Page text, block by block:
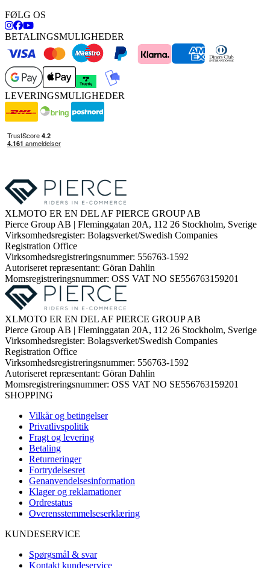
FØLG OS
BETALINGSMULIGHEDER
LEVERINGSMULIGHEDER
XLMOTO ER EN DEL AF PIERCE GROUP AB
Pierce Group AB | Fleminggatan 20A, 112 26 Stockholm, Sverige
Virksomhedsregister: Bolagsverket/Swedish Companies
Registration Office
Virksomhedsregistreringsnummer: 556763-1592
Autoriseret repræsentant: Göran Dahlin
Momsregistreringsnummer: OSS VAT NO SE556763159201
XLMOTO ER EN DEL AF PIERCE GROUP AB
Pierce Group AB | Fleminggatan 20A, 112 26 Stockholm, Sverige
Virksomhedsregister: Bolagsverket/Swedish Companies
Registration Office
Virksomhedsregistreringsnummer: 556763-1592
Autoriseret repræsentant: Göran Dahlin
Momsregistreringsnummer: OSS VAT NO SE556763159201
SHOPPING
Vilkår og betingelser
Privatlivspolitik
Fragt og levering
Betaling
Returneringer
Fortrydelsesret
Genanvendelsesinformation
Klager og reklamationer
Ordrestatus
Overensstemmelseserklæring
KUNDESERVICE
Spørgsmål & svar
Kontakt kundeservice